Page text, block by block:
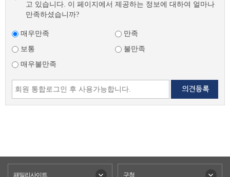
고 있습니다. 이 페이지에서 제공하는 정보에 대하여 얼마나
만족하셨습니까?
매우만족
만족
보통
불만족
매우불만족
패밀리사이트 구청